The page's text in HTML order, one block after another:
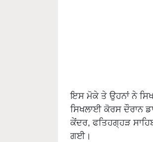
ਇਸ ਮੋਕੇ ਤੇ ਉਹਨਾਂ ਨੇ
ਸਿਖਲਾਈ ਕੋਰਸ ਦੌਰਾਨ
ਕੇਂਦਰ, ਫਤਿਹਗ੍ਹੜ
ਗਈ।